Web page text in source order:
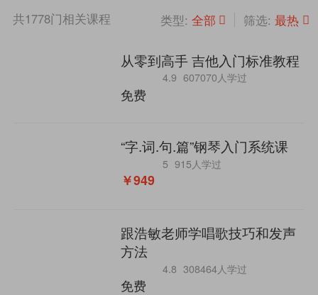
共1778门相关课程 类型: 全部 筛选: 最热
从零到高手 吉他入门标准教程
4.9 607070人学过
免费
“字.词.句.篇”钢琴入门系统课
5 915人学过
￥949
跟浩敏老师学唱歌技巧和发声
方法
4.8 308464人学过
免费